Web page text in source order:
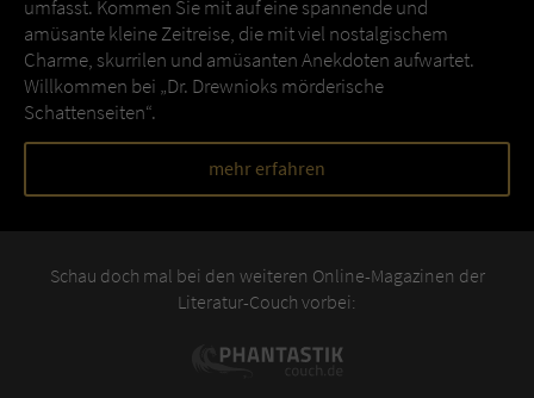
umfasst. Kommen Sie mit auf eine spannende und
amüsante kleine Zeitreise, die mit viel nostalgischem
Charme, skurrilen und amüsanten Anekdoten aufwartet.
Willkommen bei „Dr. Drewnioks mörderische
Schattenseiten“.
mehr erfahren
Schau doch mal bei den weiteren Online-Magazinen der
Literatur-Couch vorbei: